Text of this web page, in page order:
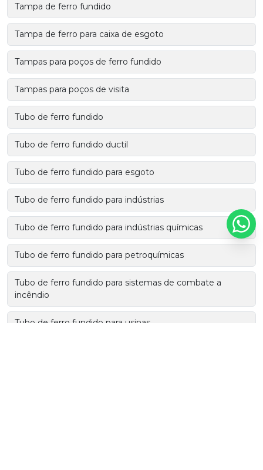
Tampa de ferro fundido
Tampa de ferro para caixa de esgoto
Tampas para poços de ferro fundido
Tampas para poços de visita
Tubo de ferro fundido
Tubo de ferro fundido ductil
Tubo de ferro fundido para esgoto
Tubo de ferro fundido para indústrias
Tubo de ferro fundido para indústrias químicas
Tubo de ferro fundido para petroquímicas
Tubo de ferro fundido para sistemas de combate a
incêndio
Tubo de ferro fundido para usinas